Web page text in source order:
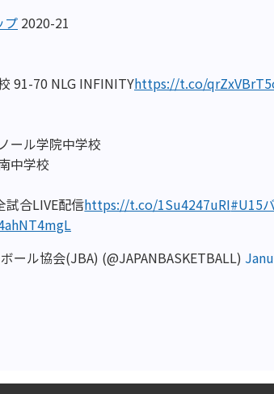
プ 2020-21
91-70 NLG INFINITYhttps://t.co/
ール学院中学校
中学校
試合LIVE配信https://t.co/1Su4247uRI#U15
ール協会(JBA) (@JAPANBASKETBALL)